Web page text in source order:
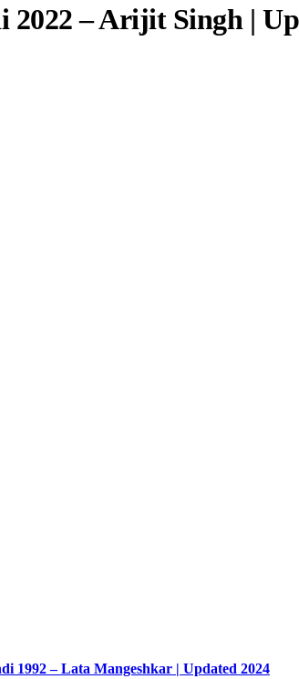
– Arijit Singh |
1992 – Lata Mangeshkar | Updated 2024